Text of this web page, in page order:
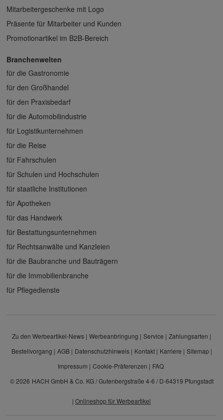
Mitarbeitergeschenke mit Logo
Präsente für Mitarbeiter und Kunden
Promotionartikel im B2B-Bereich
Branchenwelten
für die Gastronomie
für den Großhandel
für den Praxisbedarf
für die Automobilindustrie
für Logistikunternehmen
für die Reise
für Fahrschulen
für Schulen und Hochschulen
für staatliche Institutionen
für Apotheken
für das Handwerk
für Bestattungsunternehmen
für Rechtsanwälte und Kanzleien
für die Baubranche und Bauträgern
für die Immobilienbranche
für Pflegedienste
Zu den Werbeartikel-News Werbeanbringung Service
Zahlungsarten
Bestellvorgang
AGB Datenschutzhinweis Kontakt Karriere
Sitemap
Impressum
Cookie-Präferenzen
FAQ
© 2026 HACH GmbH & Co. KG / Gutenbergstraße 4-6 / D-64319 Pfungstadt
| Onlineshop für Werbeartikel